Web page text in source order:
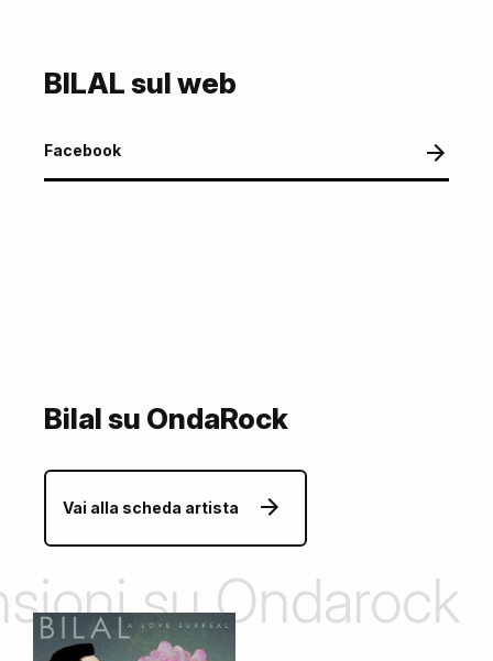
BILAL sul web
Facebook
Bilal su OndaRock
Vai alla scheda artista
su Ondarock